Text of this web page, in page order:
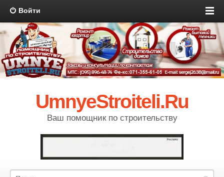
Войти
UmnyeStroiteli.Ru
Ваш помощник по строительству